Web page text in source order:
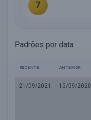
7
Padrões por data
RECENTE ANTERIOR
21/09/2021 15/09/2020